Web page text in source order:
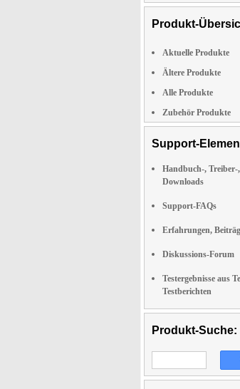
Produkt-
Aktuelle Produkte
Ältere Produkte
Alle Produkte
Zubehör Produkte
Support-
Handbuch-, Treiber-
Downloads
Support-FAQs
Erfahrungen,
Diskussions-Forum
Testergebnisse aus
Testberichten
Produkt-Suche: